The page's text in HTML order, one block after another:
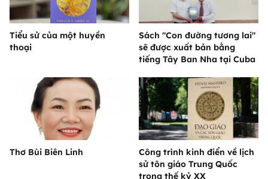
Tiểu sử của một huyền
thoại
Sách "Con đường tương lai"
sẽ được xuất bản bằng
tiếng Tây Ban Nha tại Cuba
Thơ Bùi Biên Linh
Công trình kinh điển về lịch
sử tôn giáo Trung Quốc
trong thế kỷ XX